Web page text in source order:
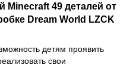
Minecraft 49 деталей от
Dream World LZCK
детям проявить
свои